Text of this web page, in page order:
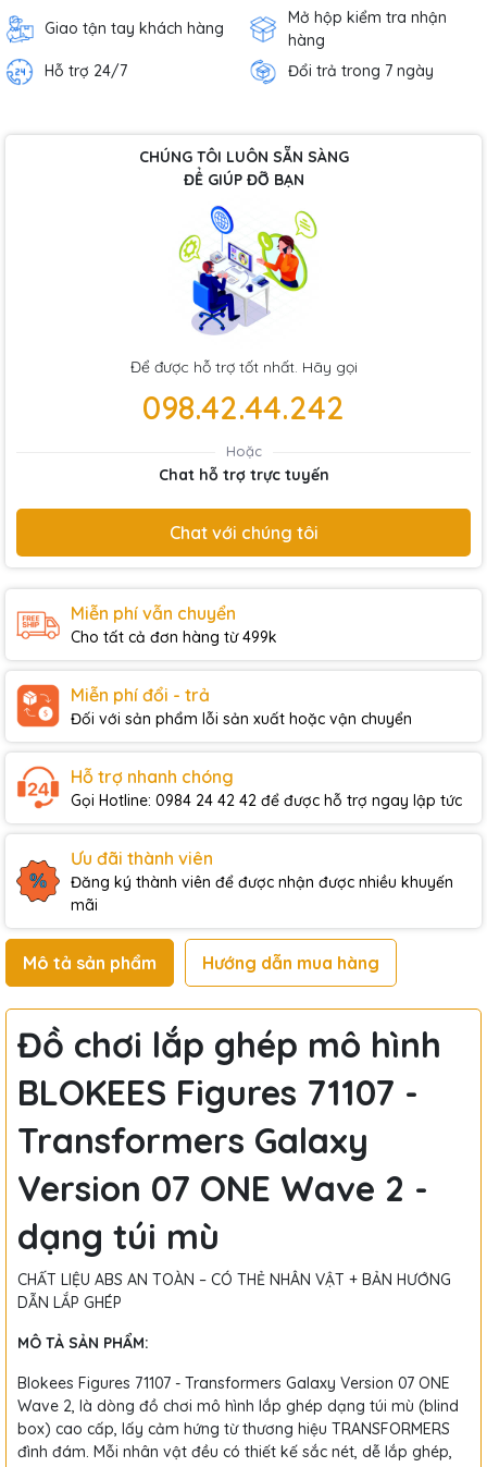
Giao tận tay khách hàng
Mở hộp kiểm tra nhận
hàng
Hỗ trợ 24/7
Đổi trả trong 7 ngày
CHÚNG TÔI LUÔN SẴN SÀNG
ĐỂ GIÚP ĐỠ BẠN
Để được hỗ trợ tốt nhất. Hãy gọi
098.42.44.242
Hoặc
Chat hỗ trợ trực tuyến
Chat với chúng tôi
Miễn phí vẫn chuyển
Cho tất cả đơn hàng từ 499k
Miễn phí đổi - trả
Đối với sản phẩm lỗi sản xuất hoặc vận chuyển
Hỗ trợ nhanh chóng
Gọi Hotline: 0984 24 42 42 để được hỗ trợ ngay lập tức
Ưu đãi thành viên
Đăng ký thành viên để được nhận được nhiều khuyến
mãi
Mô tả sản phẩm Hướng dẫn mua hàng
Đồ chơi lắp ghép mô hình
BLOKEES Figures 71107 -
Transformers Galaxy
Version 07 ONE Wave 2 -
dạng túi mù
CHẤT LIỆU ABS AN TOÀN – CÓ THẺ NHÂN VẬT + BẢN HƯỚNG
DẪN LẮP GHÉP
MÔ TẢ SẢN PHẨM:
Blokees Figures 71107 - Transformers Galaxy Version 07 ONE
Wave 2, là dòng đồ chơi mô hình lắp ghép dạng túi mù (blind
box) cao cấp, lấy cảm hứng từ thương hiệu TRANSFORMERS
đình đám. Mỗi nhân vật đều có thiết kế sắc nét, dễ lắp ghép,